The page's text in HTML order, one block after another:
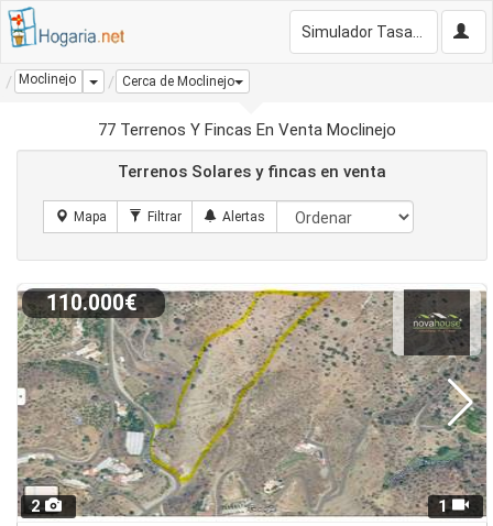
Moclinejo Dropdown
Cerca de Moclinejo
77 Terrenos Y Fincas En Venta Moclinejo
Terrenos Solares y fincas en venta
2 1
110.000€